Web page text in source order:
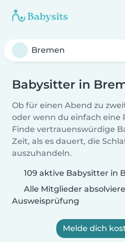
Babysitter in
Ob für einen Abend zu
oder wenn du einfach eine
Finde vertrauenswürdige
Zeit, als es dauert, die
auszuhandeln.
109 aktive Babysitter in
Alle Mitglieder
Ausweisprüfung
Melde dich